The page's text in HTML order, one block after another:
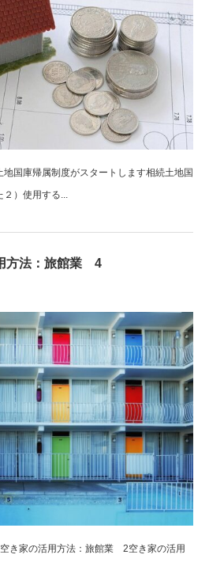
国庫帰属制度がスタートします相続土地国
２）使用する...
方法：旅館業 4
き家の活用方法：旅館業 2空き家の活用